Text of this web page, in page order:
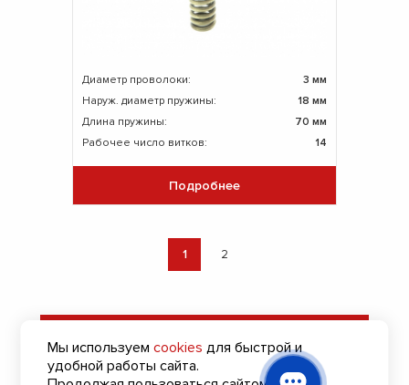
Диаметр проволоки:
3 мм
Наруж. диаметр пружины:
18 мм
Длина пружины:
70 мм
Рабочее число витков:
14
Подробнее
1 2
на подбор пружин
Мы используемcookies для быстрой и
удобной работы сайта.